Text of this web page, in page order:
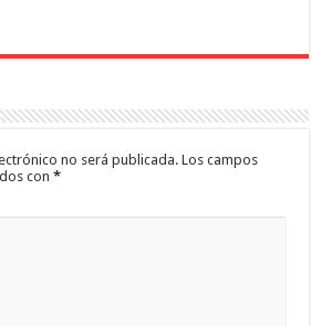
no será publicada. Los campos
con*